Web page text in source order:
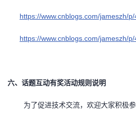
https://www.cnblogs.com/jameszh/
https://www.cnblogs.com/jameszh/
六、话题互动有奖活动规则说明
为了促进技术交流，欢迎大家积极